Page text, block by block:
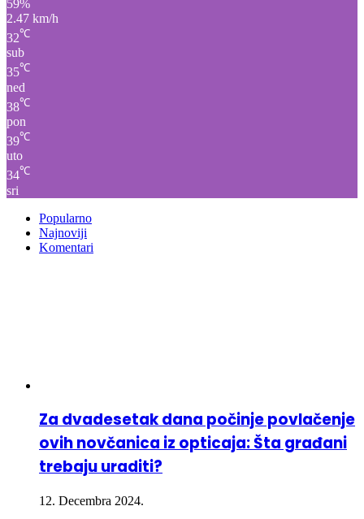
59%
2.47 km/h
32℃
sub
35℃
ned
38℃
pon
39℃
uto
34℃
sri
Popularno
Najnoviji
Komentari
Za dvadesetak dana počinje povlačenje
ovih novčanica iz opticaja: Šta građani
trebaju uraditi?
12. Decembra 2024.